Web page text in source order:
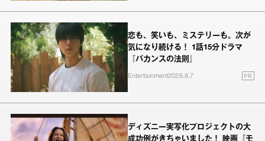
恋も、笑いも、ミステリーも。次が
気になり続ける！ 1話15分ドラマ
『バカンスの法則』
Entertainment2026.8.7 PR
ディズニー実写化プロジェクトの大
成功例がきちゃいました！ 映画『モ